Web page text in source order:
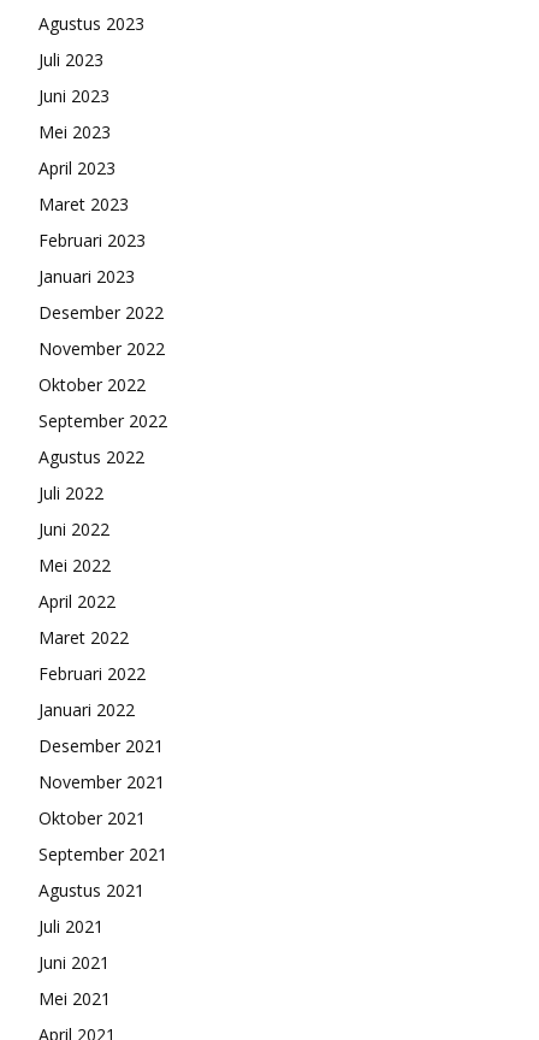
Agustus 2023
Juli 2023
Juni 2023
Mei 2023
April 2023
Maret 2023
Februari 2023
Januari 2023
Desember 2022
November 2022
Oktober 2022
September 2022
Agustus 2022
Juli 2022
Juni 2022
Mei 2022
April 2022
Maret 2022
Februari 2022
Januari 2022
Desember 2021
November 2021
Oktober 2021
September 2021
Agustus 2021
Juli 2021
Juni 2021
Mei 2021
April 2021